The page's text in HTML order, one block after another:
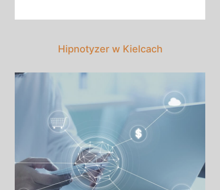
Hipnotyzer w Kielcach